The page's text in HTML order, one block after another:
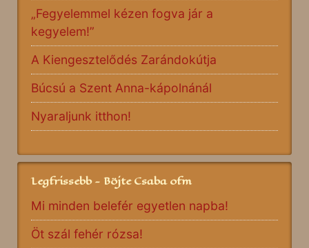
„Fegyelemmel kézen fogva jár a
kegyelem!”
A Kiengesztelődés Zarándokútja
Búcsú a Szent Anna-kápolnánál
Nyaraljunk itthon!
Legfrissebb - Böjte Csaba ofm
Mi minden belefér egyetlen napba!
Öt szál fehér rózsa!